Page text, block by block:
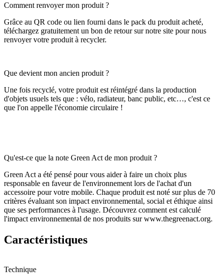
Comment renvoyer mon produit ?
Grâce au QR code ou lien fourni dans le pack du produit acheté,
téléchargez gratuitement un bon de retour sur notre site pour nous
renvoyer votre produit à recycler.
Que devient mon ancien produit ?
Une fois recyclé, votre produit est réintégré dans la production
d'objets usuels tels que : vélo, radiateur, banc public, etc…, c'est ce
que l'on appelle l'économie circulaire !
Qu'est-ce que la note Green Act de mon produit ?
Green Act a été pensé pour vous aider à faire un choix plus
responsable en faveur de l'environnement lors de l'achat d'un
accessoire pour votre mobile. Chaque produit est noté sur plus de 70
critères évaluant son impact environnemental, social et éthique ainsi
que ses performances à l'usage. Découvrez comment est calculé
l'impact environnemental de nos produits sur www.thegreenact.org.
Caractéristiques
Technique